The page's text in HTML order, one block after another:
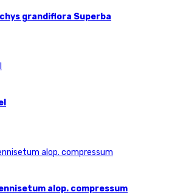
grandiflora Superba
alop. compressum